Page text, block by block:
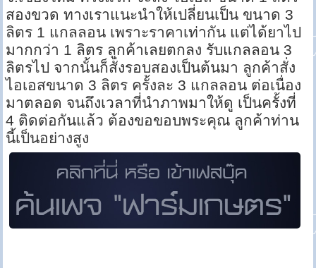
สองขวด ทางเราแนะนำให้เปลี่ยนเป็น ขนาด 3
ลิตร 1 แกลลอน เพราะราคาเท่ากัน แต่ได้ยาไป
มากกว่า 1 ลิตร ลูกค้าเลยตกลง รับแกลลอน 3
ลิตรไป จากนั้นก็สั่งรอบสองเป็นต้นมา ลูกค้าสั่ง
ไอเอสขนาด 3 ลิตร ครั้งละ 3 แกลลอน ต่อเนื่อง
มาตลอด จนถึงเวลาที่นำภาพมาให้ดู เป็นครั้งที่
4 ติดต่อกันแล้ว ต้องขอขอบพระคุณ ลูกค้าท่าน
นี้เป็นอย่างสูง